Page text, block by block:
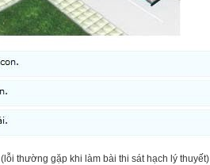
thường gặp khi làm bài thi sát hạch lý thuyết)